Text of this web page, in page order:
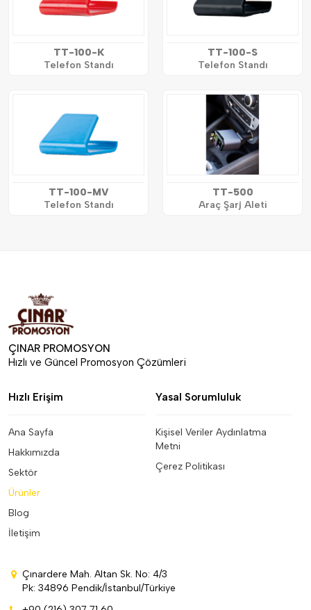
TT-100-K
Telefon Standı
TT-100-S
Telefon Standı
TT-100-MV
Telefon Standı
TT-500
Araç Şarj Aleti
ÇINAR PROMOSYON
Hızlı ve Güncel Promosyon Çözümleri
Hızlı Erişim
Ana Sayfa
Hakkımızda
Sektör
Ürünler
Blog
İletişim
Yasal Sorumluluk
Kişisel Veriler Aydınlatma
Metni
Çerez Politikası
Çınardere Mah. Altan Sk. No: 4/3
Pk: 34896 Pendik/İstanbul/Türkiye